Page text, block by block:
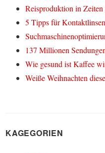
Reisproduktion in
5 Tipps für Kontaktlinsen
137 Millionen
Wie gesund ist Kaffee
Weiße Weihnachten
KAGEGORIEN